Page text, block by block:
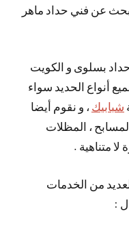
عن فني حداد ماهر
بسلوى و الكويت
أنواع الحديد سواء
شبابيك ، و نقوم أيضا
، المظلات
متناهية .
من الخدمات
: